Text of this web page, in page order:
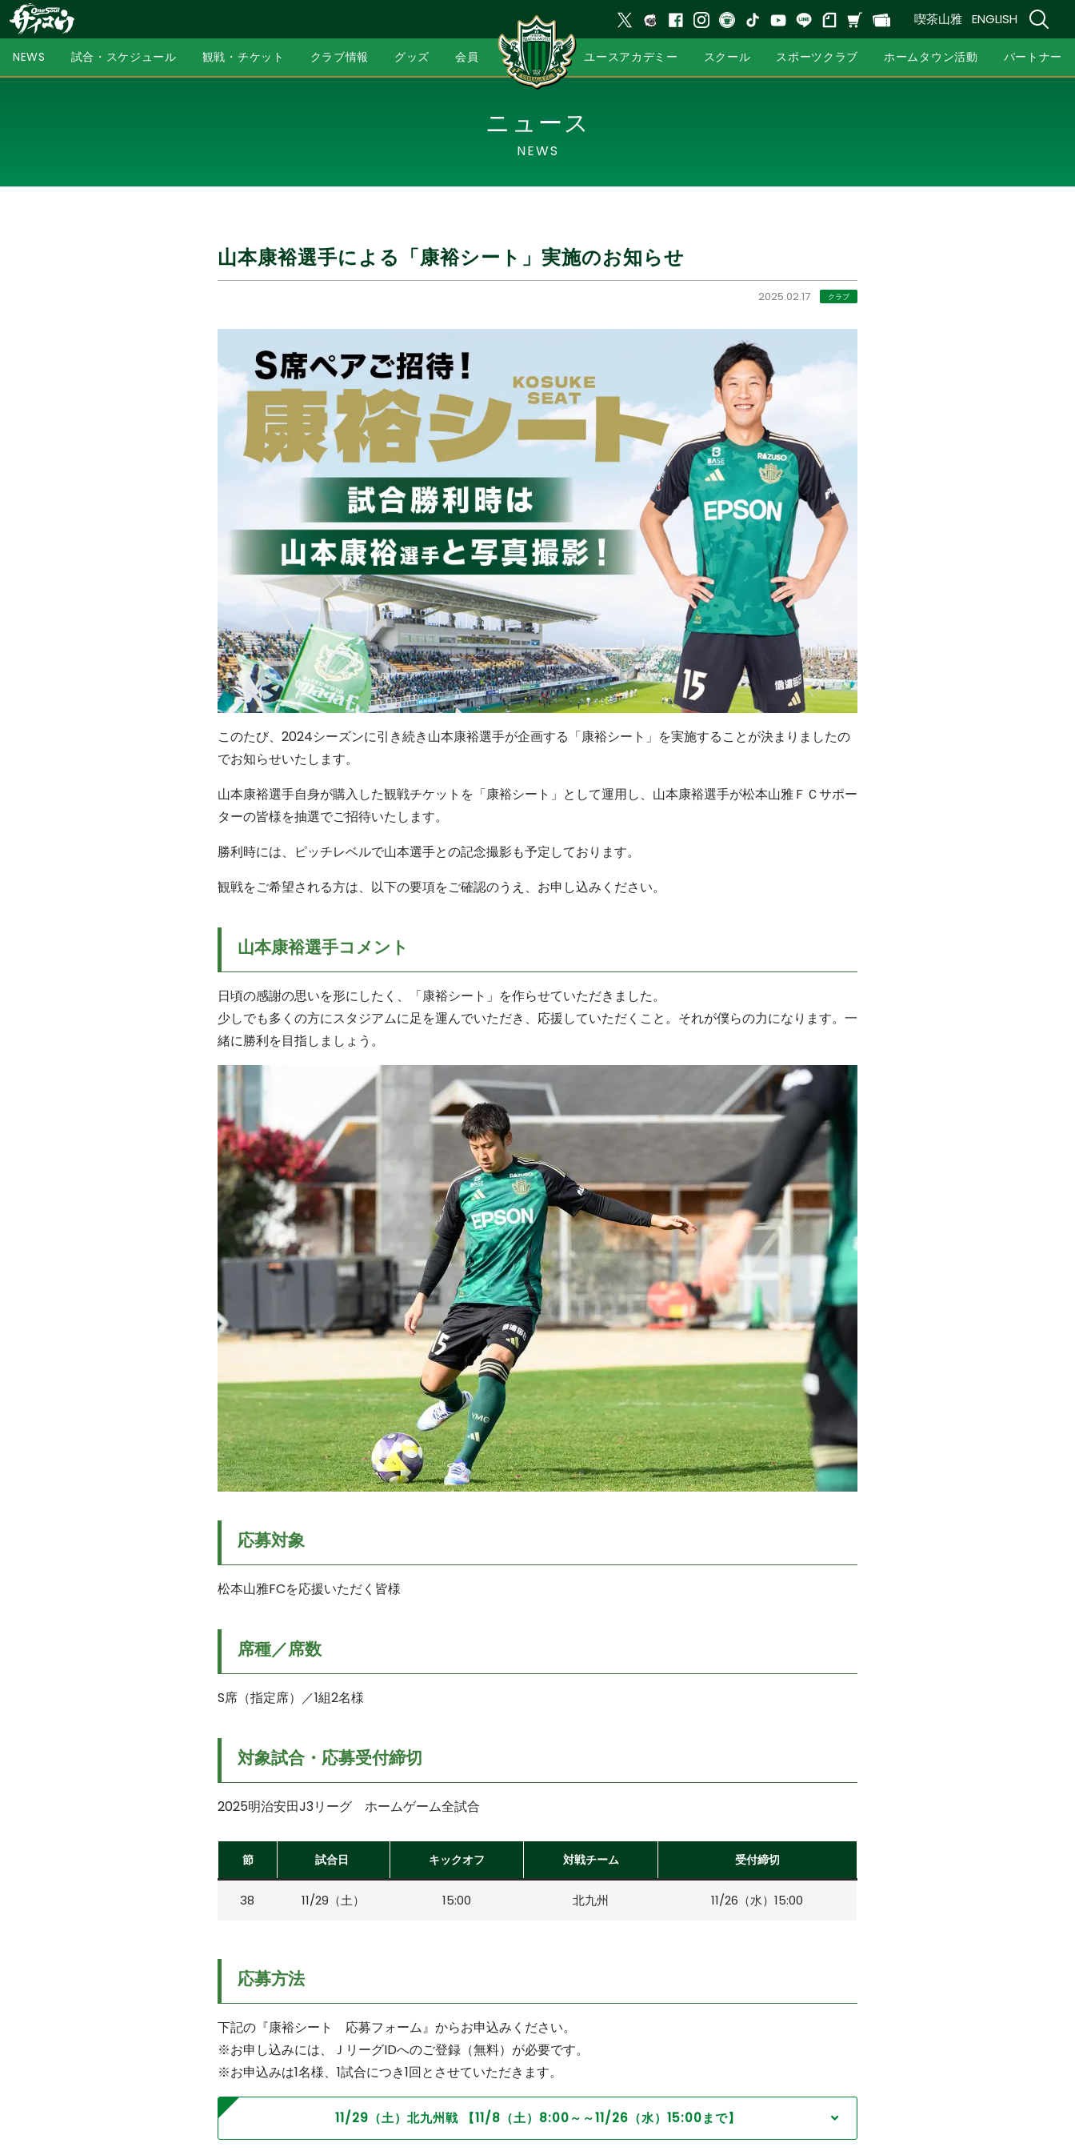
喫茶山雅 ENGLISH
NEWS 試合・スケジュール 観戦・チケット クラブ情報 グッズ 会員 ユースアカデミー スクール スポーツクラブ ホームタウン活動 パートナー
ニュース
NEWS
山本康裕選手による「康裕シート」実施のお知らせ
2025.02.17 クラブ
このたび、2024シーズンに引き続き山本康裕選手が企画する「康裕シート」を実施することが決まりましたの
でお知らせいたします。
山本康裕選手自身が購入した観戦チケットを「康裕シート」として運用し、山本康裕選手が松本山雅ＦＣサポー
ターの皆様を抽選でご招待いたします。
勝利時には、ピッチレベルで山本選手との記念撮影も予定しております。
観戦をご希望される方は、以下の要項をご確認のうえ、お申し込みください。
山本康裕選手コメント
日頃の感謝の思いを形にしたく、「康裕シート」を作らせていただきました。
少しでも多くの方にスタジアムに足を運んでいただき、応援していただくこと。それが僕らの力になります。一
緒に勝利を目指しましょう。
応募対象
松本山雅FCを応援いただく皆様
席種／席数
S席（指定席）／1組2名様
対象試合・応募受付締切
2025明治安田J3リーグ ホームゲーム全試合
節 試合日 キックオフ 対戦チーム 受付締切
38 11/29（土） 15:00 北九州 11/26（水）15:00
応募方法
下記の『康裕シート 応募フォーム』からお申込みください。
※お申し込みには、ＪリーグIDへのご登録（無料）が必要です。
※お申込みは1名様、1試合につき1回とさせていただきます。
11/29（土）北九州戦 【11/8（土）8:00～～11/26（水）15:00まで】